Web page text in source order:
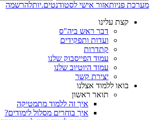
מערכת פניותאזור אישי לסטודנטים.יותלהרשמה
קצת עלינו
דבר ראש ביה"ס
ועדות ותפקידים
קתדרות
עמוד הפייסבוק שלנו
עמוד היוטיוב שלנו
יצירת קשר
בואו ללמוד אצלנו
תואר ראשון
איך זה ללמוד מתמטיקה
איך בוחרים מסלול לימודים?